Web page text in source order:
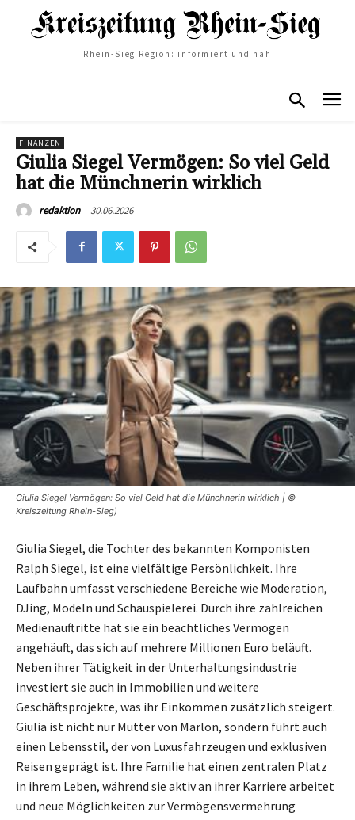
Rhein-Sieg Region: informiert und nah
FINANZEN
Giulia Siegel Vermögen: So viel Geld
hat die Münchnerin wirklich
redaktion 30.06.2026
Giulia Siegel Vermögen: So viel Geld hat die Münchnerin wirklich | ©
Kreiszeitung Rhein-Sieg)
Giulia Siegel, die Tochter des bekannten Komponisten
Ralph Siegel, ist eine vielfältige Persönlichkeit. Ihre
Laufbahn umfasst verschiedene Bereiche wie Moderation,
DJing, Modeln und Schauspielerei. Durch ihre zahlreichen
Medienauftritte hat sie ein beachtliches Vermögen
angehäuft, das sich auf mehrere Millionen Euro beläuft.
Neben ihrer Tätigkeit in der Unterhaltungsindustrie
investiert sie auch in Immobilien und weitere
Geschäftsprojekte, was ihr Einkommen zusätzlich steigert.
Giulia ist nicht nur Mutter von Marlon, sondern führt auch
einen Lebensstil, der von Luxusfahrzeugen und exklusiven
Reisen geprägt ist. Ihre Familie hat einen zentralen Platz
in ihrem Leben, während sie aktiv an ihrer Karriere arbeitet
und neue Möglichkeiten zur Vermögensvermehrung